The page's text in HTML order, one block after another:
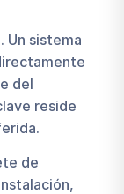
Un sistema
del
reside
de